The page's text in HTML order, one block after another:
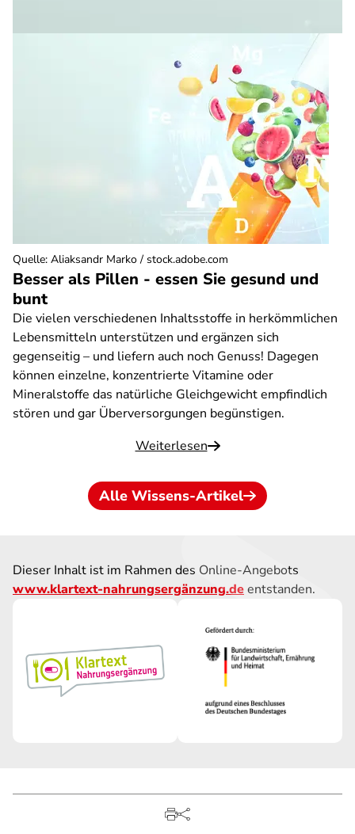
Besser als Pillen - essen Sie gesund und
bunt
Die vielen verschiedenen Inhaltsstoffe in herkömmlichen
Lebensmitteln unterstützen und ergänzen sich
gegenseitig – und liefern auch noch Genuss! Dagegen
können einzelne, konzentrierte Vitamine oder
Mineralstoffe das natürliche Gleichgewicht empfindlich
stören und gar Überversorgungen begünstigen.
Weiterlesen
Quelle: Aliaksandr Marko / stock.adobe.com
Alle Wissens-Artikel
Dieser Inhalt ist im Rahmen des Online-Angebots
www.klartext-nahrungsergänzung.deentstanden.